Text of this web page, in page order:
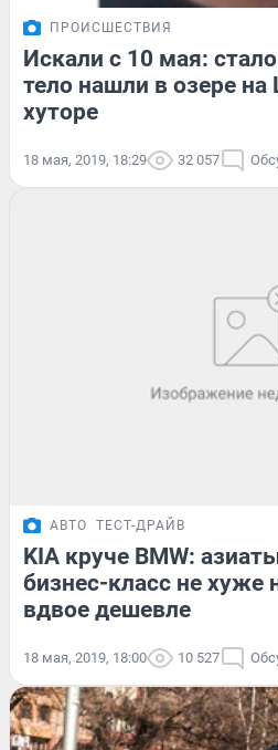
ПРОИСШЕСТВИЯ
Искали с 10 мая:
тело нашли в озере
хуторе
18 мая, 2019, 18:29 32 057
АВТО ТЕСТ-ДРАЙВ
KIA круче BMW:
бизнес-класс не хуже
вдвое дешевле
18 мая, 2019, 18:00 10 527